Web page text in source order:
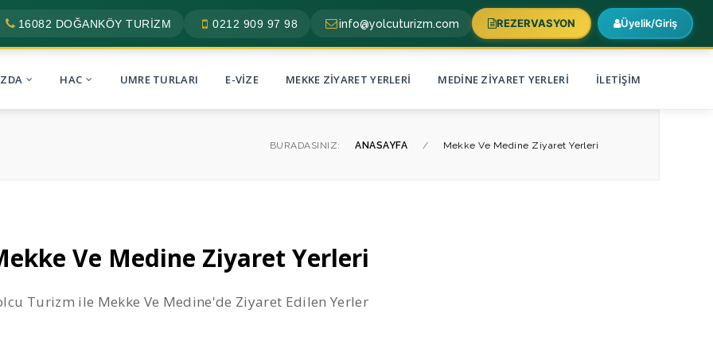
16082 DOĞANKÖY TURİZM 0212 909 97 98 info@yolcuturizm.com REZERVASYON Üyelik/Giriş
HAC UMRE TURLARI E-VIZE MEKKE ZIYARET YERLERI MEDINE ZIYARET YERLERI İLETIŞIM
BURADASINIZ: ANASAYFA / Mekke Ve Medine Ziyaret Yerleri
Ve Medine Ziyaret Yerleri
Turizm ile Mekke Ve Medine'de Ziyaret Edilen Yerler